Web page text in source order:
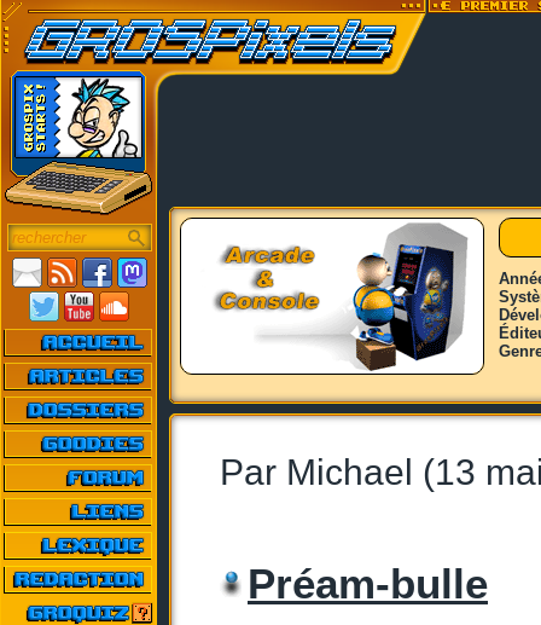
Par Michael (13
Préam-bulle